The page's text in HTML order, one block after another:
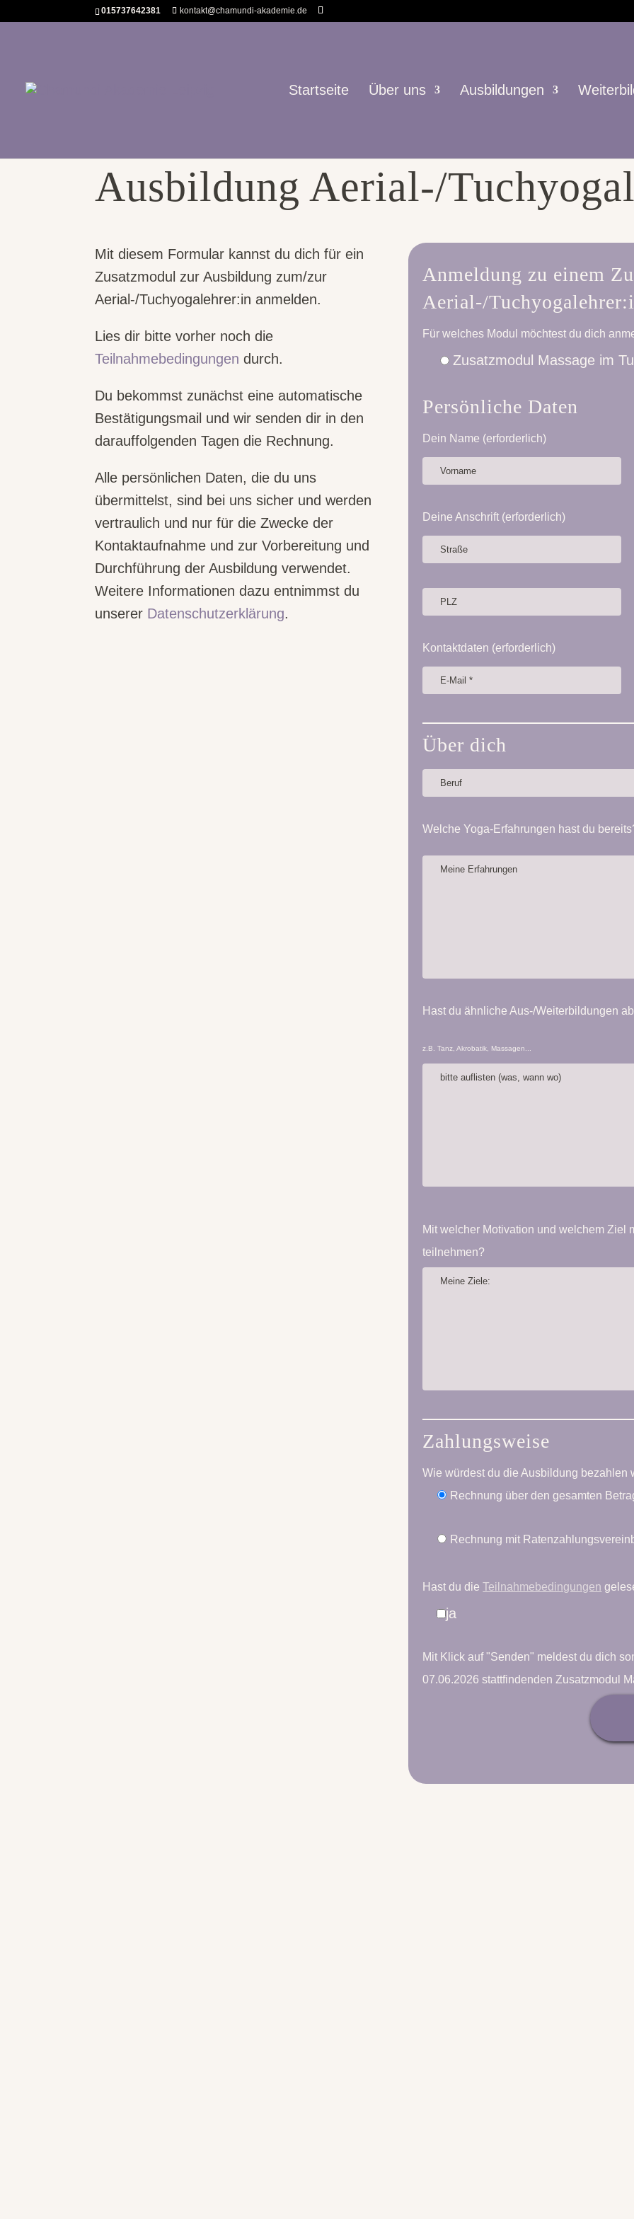
015737642381 kontakt@chamundi-akademie.de
Startseite Über uns Ausbildungen
Ausbildung Aerial-/
Mit diesem Formular kannst du dich für ein
Zusatzmodul zur Ausbildung zum/zur
Aerial-/Tuchyogalehrer:in anmelden.
Lies dir bitte vorher noch die
Teilnahmebedingungen durch.
Du bekommst zunächst eine automatische
Bestätigungsmail und wir senden dir in den
darauffolgenden Tagen die Rechnung.
Alle persönlichen Daten, die du uns
übermittelst, sind bei uns sicher und werden
vertraulich und nur für die Zwecke der
Kontaktaufnahme und zur Vorbereitung und
Durchführung der Ausbildung verwendet.
Weitere Informationen dazu entnimmst du
unserer Datenschutzerklärung.
Anmeldung zu einem
Aerial-/
Für welches Modul möchtest du dich
Zusatzmodul Massage im
Persönliche Daten
Dein Name (erforderlich)
Deine Anschrift (erforderlich)
Kontaktdaten (erforderlich)
Über dich
Welche Yoga-Erfahrungen hast du
Hast du ähnliche Aus-/Weiterbildungen
z.B. Tanz, Akrobatik, Massagen...
Mit welcher Motivation und welchem Ziel
teilnehmen?
Zahlungsweise
Wie würdest du die Ausbildung bezahlen
Rechnung über den gesamten
Rechnung mit
Hast du dieTeilnahmebedingungen
ja
Mit Klick auf "Senden" meldest du dich
07.06.2026 stattfindenden Zusatzmodul